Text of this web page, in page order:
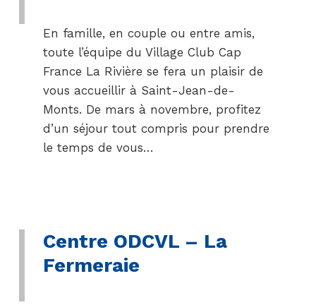
En famille, en couple ou entre amis,
toute l’équipe du Village Club Cap
France La Rivière se fera un plaisir de
vous accueillir à Saint-Jean-de-
Monts. De mars à novembre, profitez
d’un séjour tout compris pour prendre
le temps de vous…
Centre ODCVL – La
Fermeraie